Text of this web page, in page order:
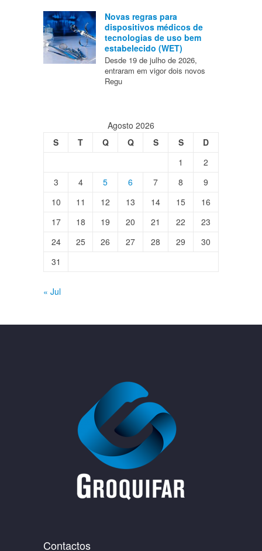
Novas regras para
dispositivos médicos de
tecnologias de uso bem
estabelecido (WET)
Desde 19 de julho de 2026,
entraram em vigor dois novos
Regu
Agosto 2026
S
T Q Q S S
D
1
2
3
4 5 6 7 8
9
10
11 12 13 14 15
16
17
18 19 20 21 22
23
24
25 26 27 28 29
30
31
« Jul
Contactos